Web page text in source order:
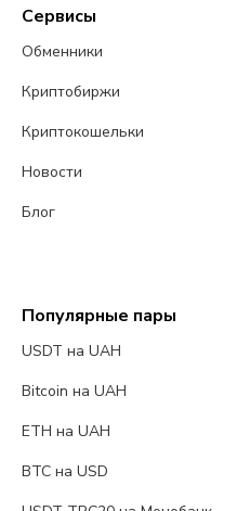
Сервисы
Обменники
Криптобиржи
Криптокошельки
Новости
Блог
Популярные пары
USDT на UAH
Bitcoin на UAH
ETH на UAH
BTC на USD